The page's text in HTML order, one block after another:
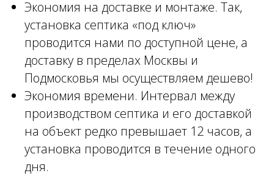
Экономия на доставке и монтаже. Так,
установка септика «под ключ»
проводится нами по доступной цене, а
доставку в пределах Москвы и
Подмосковья мы осуществляем дешево!
Экономия времени. Интервал между
производством септика и его доставкой
на объект редко превышает 12 часов, а
установка проводится в течение одного
дня.